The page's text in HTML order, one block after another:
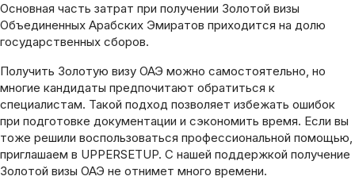
Основная часть затрат при получении Золотой визы
Объединенных Арабских Эмиратов приходится на долю
государственных сборов.
Получить Золотую визу ОАЭ можно самостоятельно, но
многие кандидаты предпочитают обратиться к
специалистам. Такой подход позволяет избежать ошибок
при подготовке документации и сэкономить время. Если вы
тоже решили воспользоваться профессиональной помощью,
приглашаем в UPPERSETUP. С нашей поддержкой получение
Золотой визы ОАЭ не отнимет много времени.